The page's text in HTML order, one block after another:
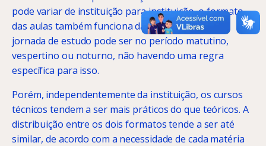
pode variar de instituição para instituição, o formato
das aulas também funciona da mesma forma. A
jornada de estudo pode ser no período matutino,
vespertino ou noturno, não havendo uma regra
específica para isso.
Porém, independentemente da instituição, os cursos
técnicos tendem a ser mais práticos do que teóricos. A
distribuição entre os dois formatos tende a ser até
similar, de acordo com a necessidade de cada matéria